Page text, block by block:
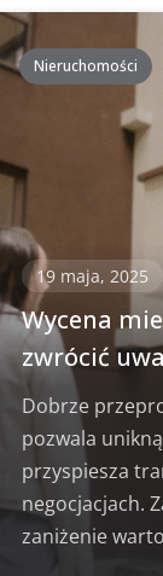
Nieruchomości
19 maja, 2025
Wycena
zwrócić
Dobrze
pozwala
przyspiesza
negocjacjach.
zaniżenie